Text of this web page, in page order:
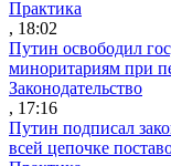
Практика
, 18:02
Путин освободил
миноритариям при
Законодательство
, 17:16
Путин подписал
всей цепочке